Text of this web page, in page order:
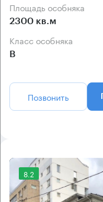
Площадь особняка
2300 кв.м
Класс особняка
B
Позвонить
8.2